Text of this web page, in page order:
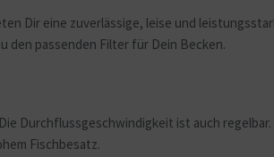
Dir eine zuverlässige, leise und
den passenden Filter für Dein Becken.
Durchflussgeschwindigkeit ist auch
Fischbesatz.